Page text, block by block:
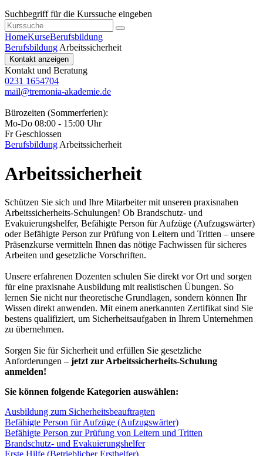
Suchbegriff für die Kurssuche eingeben
HomeKurseBerufsbildung
Berufsbildung Arbeitssicherheit
Kontakt anzeigen
Kontakt und Beratung
0231 1654704
mail@tremonia-akademie.de
Bürozeiten (Sommerferien):
Mo-Do 08:00 - 15:00 Uhr
Fr Geschlossen
Berufsbildung Arbeitssicherheit
Arbeitssicherheit
Schützen Sie sich und Ihre Mitarbeiter mit unseren praxisnahen
Arbeitssicherheits-Schulungen! Ob Brandschutz- und
Evakuierungshelfer, Befähigte Person für Aufzüge (Aufzugswärter)
oder Befähigte Person zur Prüfung von Leitern und Tritten – unsere
Präsenzkurse vermitteln Ihnen das nötige Fachwissen für sicheres
Arbeiten und gesetzliche Vorschriften.
Unsere erfahrenen Dozenten schulen Sie direkt vor Ort und sorgen
für eine praxisnahe Ausbildung mit realistischen Übungen. So
lernen Sie nicht nur theoretische Grundlagen, sondern können Ihr
Wissen direkt anwenden. Mit einem anerkannten Zertifikat sind Sie
bestens qualifiziert, um Sicherheitsaufgaben in Ihrem Unternehmen
zu übernehmen.
Sorgen Sie für Sicherheit und erfüllen Sie gesetzliche
Anforderungen – jetzt zur Arbeitssicherheits-Schulung
anmelden!
Sie können folgende Kategorien auswählen:
Ausbildung zum Sicherheitsbeauftragten
Befähigte Person für Aufzüge (Aufzugswärter)
Befähigte Person zur Prüfung von Leitern und Tritten
Brandschutz- und Evakuierungshelfer